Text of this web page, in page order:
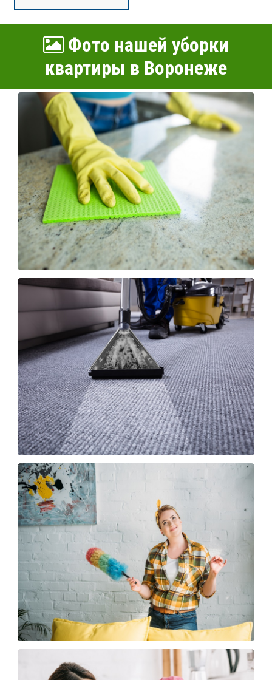
Фото нашей уборки
квартиры в Воронеже